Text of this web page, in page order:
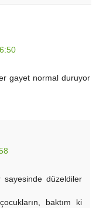
gayet normal duruyor
sayesinde düzeldiler
baktım ki